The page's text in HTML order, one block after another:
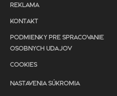
REKLAMA
KONTAKT
PODMIENKY PRE SPRACOVANIE
OSOBNYCH UDAJOV
COOKIES
NASTAVENIA SÚKROMIA